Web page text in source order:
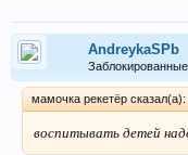
AndreykaSPb
Заблокированные
мамочка рекетёр сказал(а):
воспитывать детей